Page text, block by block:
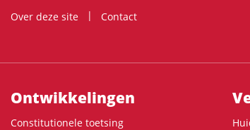
Over deze site
Contact
Ontwikke­lingen
Constitutionele toetsing